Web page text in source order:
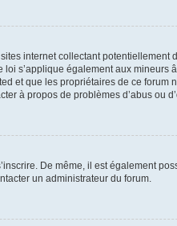
internet collectant
s’applique également aux mineurs
et que les propriétaires de ce forum
à propos de problèmes d’abus ou
De même, il est également
un administrateur du forum.